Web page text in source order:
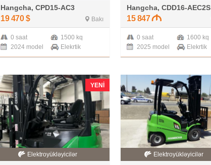
Hangcha, CPD15-AC3
19 470 $ Bakı
0 saat
1500 kq
2024 model
Elekrtik
Hangcha, CDD16-AEC2S
15 847
0 saat
1600 kq
2025 model
Elekrtik
YENI
Elektroyükləyicilər Elektroyükləyicilər